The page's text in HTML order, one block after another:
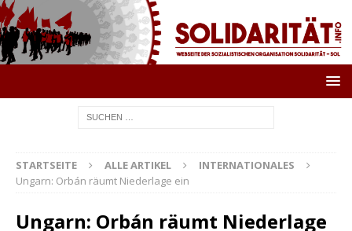
STARTSEITE ALLE ARTIKEL
INTERNATIONALES
Ungarn: Orbán räumt Niederlage ein
Ungarn: Orbán räumt Niederlage